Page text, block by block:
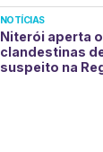
NOTÍCIAS
Niterói aperta
clandestinas
suspeito na